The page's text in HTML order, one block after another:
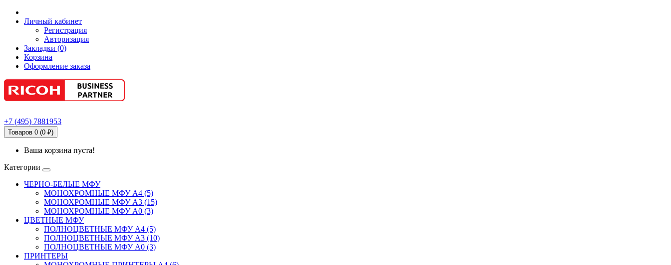
Личный кабинет
Регистрация
Авторизация
Закладки (0)
Корзина
Оформление заказа
+7 (495) 7881953
Товаров 0 (0 ₽)
Ваша корзина пуста!
Категории
ЧЕРНО-БЕЛЫЕ МФУ
МОНОХРОМНЫЕ МФУ А4 (5)
МОНОХРОМНЫЕ МФУ А3 (15)
МОНОХРОМНЫЕ МФУ А0 (3)
ЦВЕТНЫЕ МФУ
ПОЛНОЦВЕТНЫЕ МФУ А4 (5)
ПОЛНОЦВЕТНЫЕ МФУ А3 (10)
ПОЛНОЦВЕТНЫЕ МФУ А0 (3)
ПРИНТЕРЫ